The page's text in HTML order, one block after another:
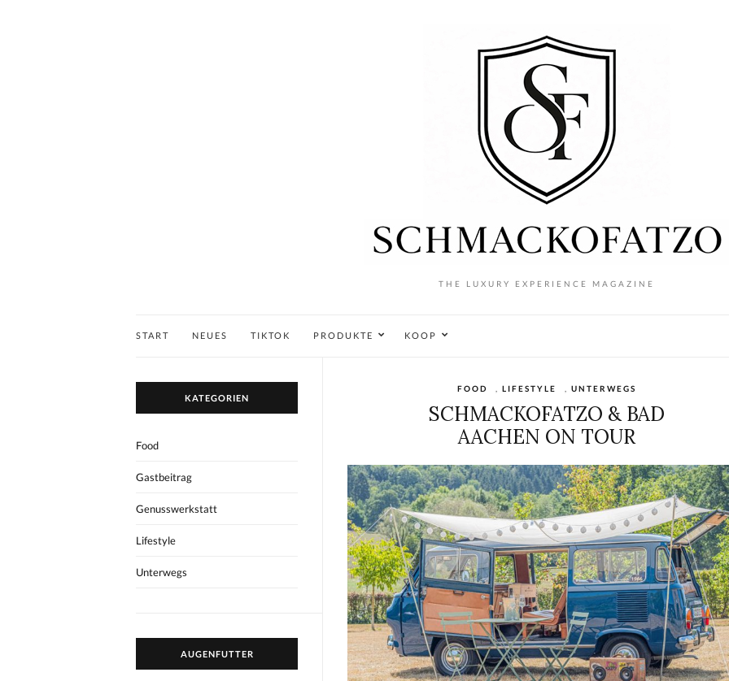
THE LUXURY EXPERIENCE MAGAZINE
START NEUES TIKTOK PRODUKTE KOOP
FOOD LIFESTYLE UNTERWEGS
SCHMACKOFATZO & BAD
AACHEN ON TOUR
KATEGORIEN
Food
Gastbeitrag
Genusswerkstatt
Lifestyle
Unterwegs
AUGENFUTTER